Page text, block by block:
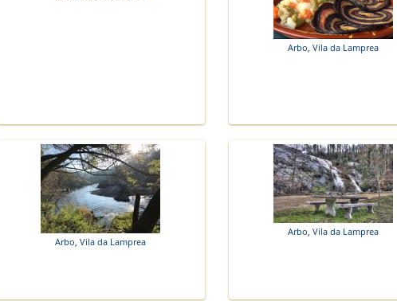
Arbo, Vila da Lamprea
Arbo, Vila da Lamprea
Arbo, Vila da Lamprea